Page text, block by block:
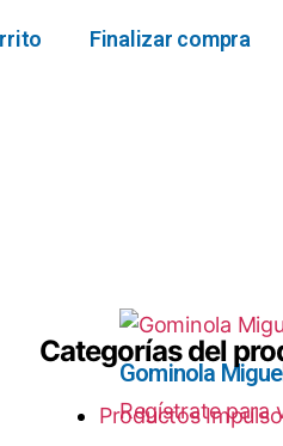
Finalizar compra
Gominola
Regístrate para
Categorías del
Productos Impulso